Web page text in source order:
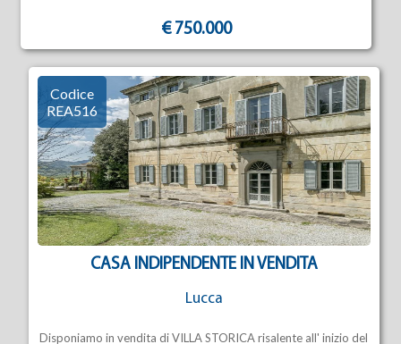
€ 750.000
CASA INDIPENDENTE IN VENDITA
Lucca
Codice
REA516
Disponiamo in vendita di VILLA STORICA risalente all' inizio del